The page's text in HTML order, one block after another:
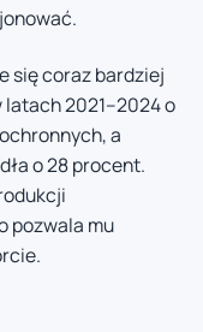
się coraz bardziej
latach 2021–2024 o
a
o 28 procent.
pozwala mu